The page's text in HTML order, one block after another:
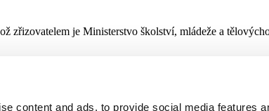
content and ads, to provide social media features
zřizovatelem je Ministerstvo školství, mládeže a